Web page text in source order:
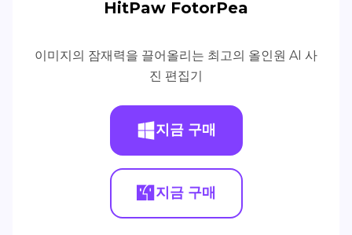
HitPaw FotorPea
이미지의 잠재력을 끌어올리는 최고의 올인원 AI 사
진 편집기
지금 구매
지금 구매